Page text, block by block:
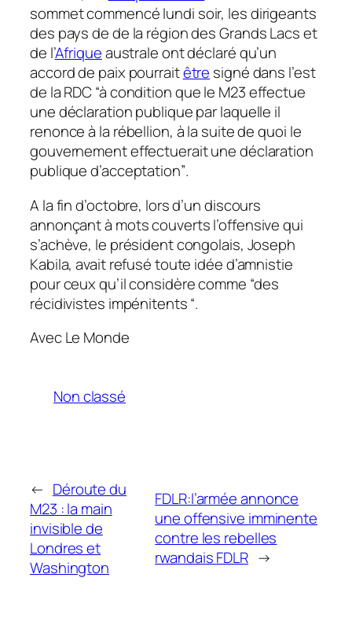
sommet commencé lundi soir, les dirigeants
des pays de de la région des Grands Lacs et
de l’Afriqueaustrale ont déclaré qu’un
accord de paix pourraitêtre signé dans l’est
de la RDC“à condition que le M23 effectue
une déclaration publique par laquelle il
renonce à la rébellion, à la suite de quoi le
gouvernement effectuerait une déclaration
publique d’acceptation”.
A la fin d’octobre, lors d’un discours
annonçant à mots couverts l’offensive qui
s’achève, le président congolais, Joseph
Kabila, avait refusé toute idée d’amnistie
pour ceux qu’il considère comme “des
récidivistes impénitents “.
Avec Le Monde
Non classé
← Déroute du
M23 : la main
invisible de
Londres et
Washington
FDLR:l’armée annonce
une offensive imminente
contre les rebelles
rwandais FDLR →